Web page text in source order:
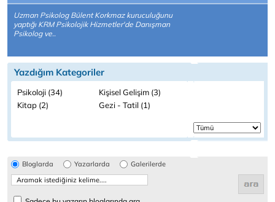
Uzman Psikolog Bülent Korkmaz kuruculuğunu
yaptığı KRM Psikolojik Hizmetler'de Danışman
Psikolog ve..
Yazdığım Kategoriler
Psikoloji (34)
Kişisel Gelişim (3)
Kitap (2)
Gezi - Tatil (1)
Bloglarda Yazarlarda Galerilerde